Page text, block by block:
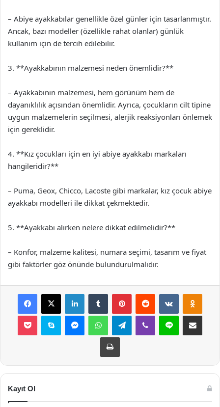
– Abiye ayakkabılar genellikle özel günler için tasarlanmıştır.
Ancak, bazı modeller (özellikle rahat olanlar) günlük
kullanım için de tercih edilebilir.
3. **Ayakkabının malzemesi neden önemlidir?**
– Ayakkabının malzemesi, hem görünüm hem de
dayanıklılık açısından önemlidir. Ayrıca, çocukların cilt tipine
uygun malzemelerin seçilmesi, alerjik reaksiyonları önlemek
için gereklidir.
4. **Kız çocukları için en iyi abiye ayakkabı markaları
hangileridir?**
– Puma, Geox, Chicco, Lacoste gibi markalar, kız çocuk abiye
ayakkabı modelleri ile dikkat çekmektedir.
5. **Ayakkabı alırken nelere dikkat edilmelidir?**
– Konfor, malzeme kalitesi, numara seçimi, tasarım ve fiyat
gibi faktörler göz önünde bulundurulmalıdır.
Facebook
X LinkedInTumblr PinterestReddit VKontakte
Pocket Skype MessengerWhatsAppTelegramViber Line E-Posta ile
Yazdır
Kayıt Ol